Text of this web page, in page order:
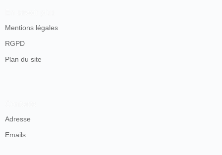
Mentions légales
RGPD
Plan du site
Adresse
Emails